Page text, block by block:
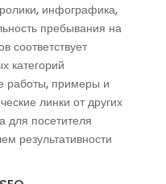
инфографика,
пребывания на
соответствует
категорий
работы, примеры и
линки от других
для посетителя
результативности